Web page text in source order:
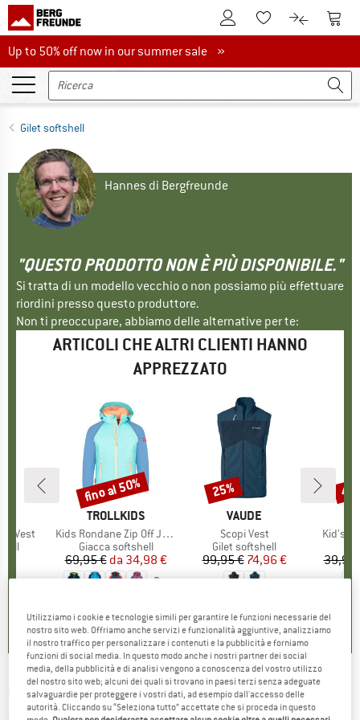
Al conto clienteAlla lista
Al Al
Up to 50% off now in our summer sale
Up to 50% off now in our summer sale »
Gilet softshell
Hannes di Bergfreunde
"QUESTO PRODOTTO NON È PIÙ DISPONIBILE."
Si tratta di un modello vecchio o non possiamo più effettuare
riordini presso questo produttore.
Non ti preoccupare, abbiamo delle alternative per te:
ARTICOLI CHE ALTRI CLIENTI HANNO
APPREZZATO
Vest
MARCHIO
TROLLKIDS
Articolo
Kids Rondane Zip Off Jacket XT
Gruppo di prodotti
Giacca softshell
Prezzo
69,95 € Prezzo ridotto
da 34,98 €
3
Sconto
fino al 50%
MARCHIO
VAUDE
Articolo
Scopi Vest
Gruppo di prodotti
Gilet softshell
Prezzo
99,95 €Prezzo ridotto
74,96 €
Sconto
25%
Articolo
Kid's
39,95
CMP -Girl's Light Softshell Vest - Gilet
Utilizziamo i cookie e tecnologie simili per garantire le funzioni necessarie del
nostro sito web. Offriamo anche servizi e funzionalità aggiuntive, analizziamo
il nostro traffico per personalizzare i contenuti e la pubblicità e forniamo
funzioni di social media. In questo modo anche i nostri partner dei social
media, della pubblicità e di analisi vengono a conoscenza del vostro utilizzo
del nostro sito web; alcuni dei quali si trovano in paesi terzi senza adeguate
salvaguardie per proteggere i vostri dati, ad esempio dall'accesso delle
autorità. Cliccando su “Seleziona tutto” accettate che si proceda in questo